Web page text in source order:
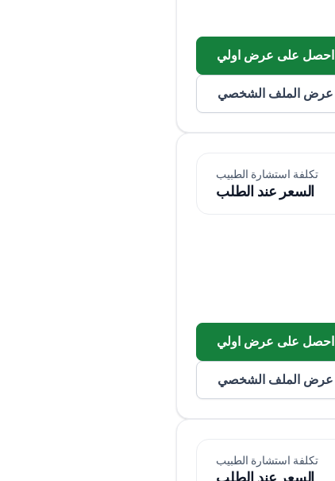
احصل على عرض اولي
عرض الملف الشخصي
تكلفة استشارة الطبيب
السعر عند الطلب
احصل على عرض اولي
عرض الملف الشخصي
تكلفة استشارة الطبيب
السعر عند الطلب